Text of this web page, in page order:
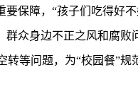
保障，“孩子们吃得好
众身边不正之风和腐
等问题，为“校园餐”规